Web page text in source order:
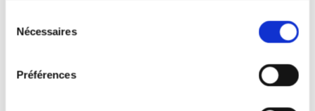
Nécessaires
Préférences
Chocolat
Riz rond IGP de Camargue, Sucre origine France,